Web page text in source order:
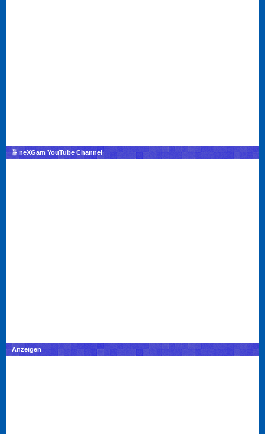
neXGam YouTube Channel
Anzeigen